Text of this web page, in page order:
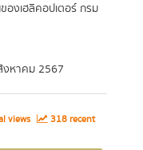
งเฮลิคอปเตอร์ กรม
งหาคม 2567
views
318 recent